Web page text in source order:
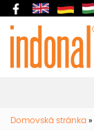
Domovská stránka »